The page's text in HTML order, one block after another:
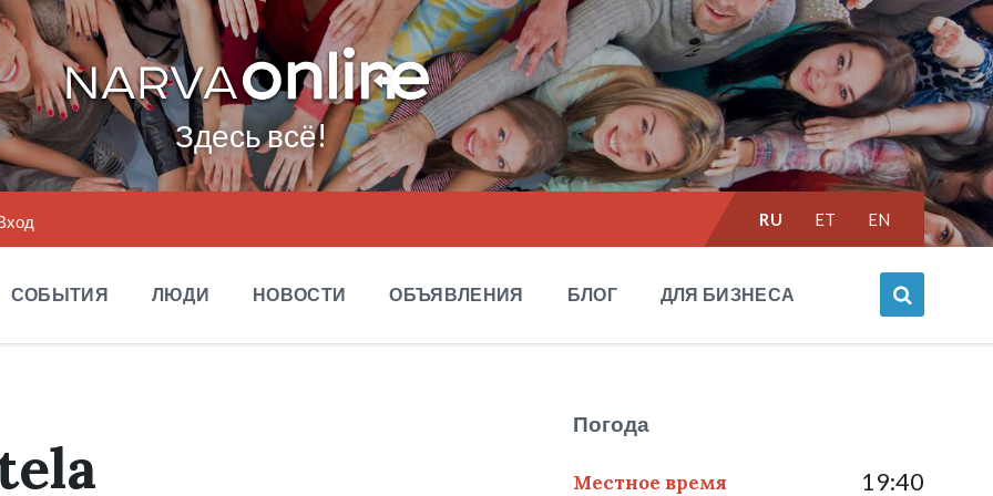
Здесь всё!
Выбрать
язык:RU ET EN
СОБЫТИЯ ЛЮДИ НОВОСТИ ОБЪЯВЛЕНИЯ БЛОГ ДЛЯ БИЗНЕСА
Погода
Местное время 19:40